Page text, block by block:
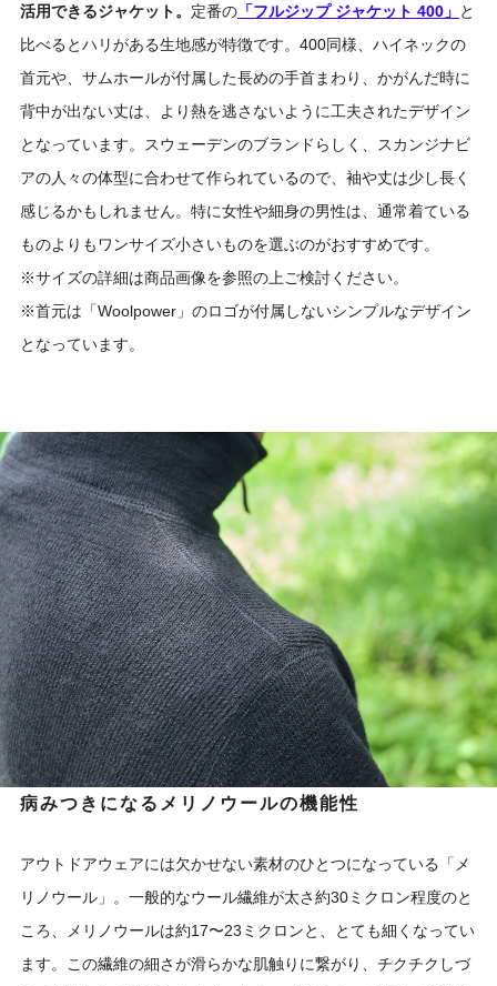
活用できるジャケット。 定番の 「フルジップ ジャケット 400」 と
比べるとハリがある生地感が特徴です。400同様、ハイネックの
首元や、サムホールが付属した長めの手首まわり、かがんだ時に
背中が出ない丈は、より熱を逃さないように工夫されたデザイン
となっています。スウェーデンのブランドらしく、スカンジナビ
アの人々の体型に合わせて作られているので、袖や丈は少し長く
感じるかもしれません。特に女性や細身の男性は、通常着ている
ものよりもワンサイズ小さいものを選ぶのがおすすめです。
※サイズの詳細は商品画像を参照の上ご検討ください。
※首元は「Woolpower」のロゴが付属しないシンプルなデザイン
となっています。
病みつきになるメリノウールの機能性
アウトドアウェアには欠かせない素材のひとつになっている「メ
リノウール」。一般的なウール繊維が太さ約30ミクロン程度のと
ころ、メリノウールは約17〜23ミクロンと、とても細くなってい
ます。この繊維の細さが滑らかな肌触りに繋がり、チクチクしづ